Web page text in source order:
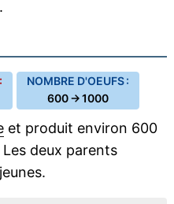
NOMBRE D'OEUFS :
600 → 1000
et produit environ 600
deux parents